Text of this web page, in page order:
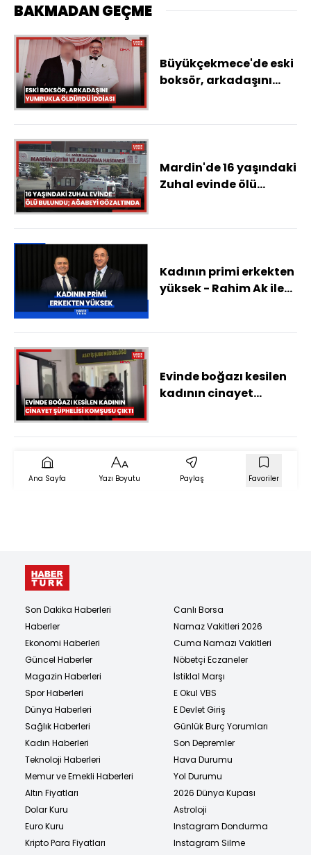
BAKMADAN GEÇME
Büyükçekmece'de eski
boksör, arkadaşını
Mardin'de 16 yaşındaki
Zuhal evinde ölü
Kadının primi erkekten
yüksek - Rahim Ak ile
Evinde boğazı kesilen
kadının cinayet
Ana Sayfa Yazı Boyutu Paylaş Favoriler
Son Dakika Haberleri
Haberler
Ekonomi Haberleri
Güncel Haberler
Magazin Haberleri
Spor Haberleri
Dünya Haberleri
Sağlık Haberleri
Kadın Haberleri
Teknoloji Haberleri
Memur ve Emekli Haberleri
Altın Fiyatları
Dolar Kuru
Euro Kuru
Kripto Para Fiyatları
Canlı Borsa
Namaz Vakitleri 2026
Cuma Namazı Vakitleri
Nöbetçi Eczaneler
İstiklal Marşı
E Okul VBS
E Devlet Giriş
Günlük Burç Yorumları
Son Depremler
Hava Durumu
Yol Durumu
2026 Dünya Kupası
Astroloji
Instagram Dondurma
Instagram Silme